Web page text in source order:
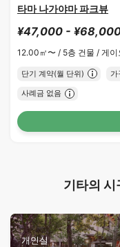
타마 나가야마 파크뷰
¥47,000 -
12.00㎡〜 / 5층 건물 / 게
단기 계약(월 단위) 가
사례금 없음
기타의 시
개인실